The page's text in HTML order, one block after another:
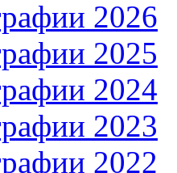
2026
2025
2024
2023
2022